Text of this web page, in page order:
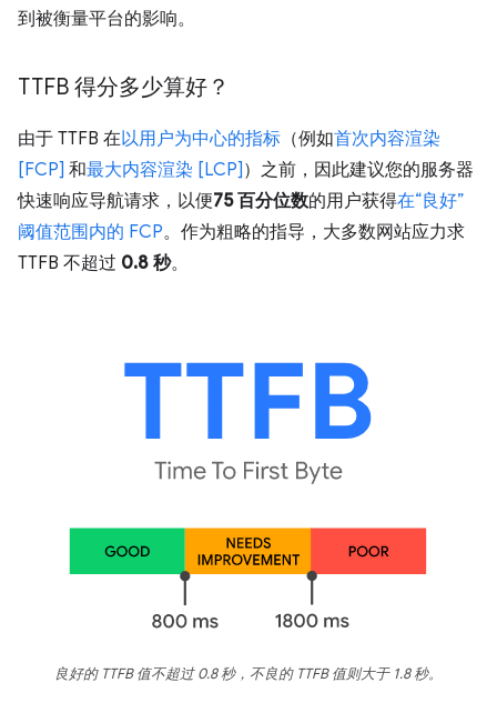
到被衡量平台的影响。
TTFB 得分多少算好？
由于 TTFB 在以用户为中心的指标 （例如首次内容渲染
[FCP] 和最大内容渲染 [LCP] ）之前，因此建议您的服务器
快速响应导航请求，以便75 百分位数的用户获得在“良好”
阈值范围内的 FCP。作为粗略的指导，大多数网站应力求
TTFB 不超过 0.8 秒。
良好的 TTFB 值不超过 0.8 秒，不良的 TTFB 值则大于 1.8 秒。